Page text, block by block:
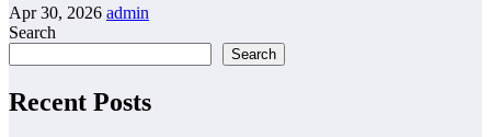
Apr 30, 2026 admin
Search
Search
Recent Posts